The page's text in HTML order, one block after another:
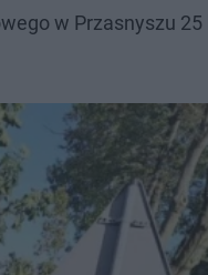
w Przasnyszu 25